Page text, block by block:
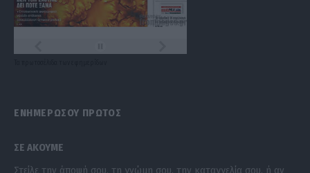
ΕΝΗΜΕΡΩΣΟΥ ΠΡΩΤΟΣ
ΣΕ ΑΚΟΥΜΕ
Στείλε την άποψή σου, τη γνώμη σου, την καταγγελία σου, ή αν